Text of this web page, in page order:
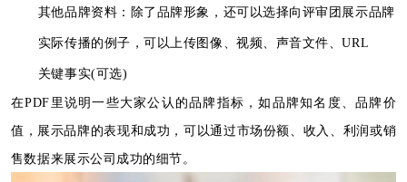
其他品牌资料： 除了品牌形象，还可以选择向评审团展示品牌
实际传播的例子，可以上传图像、视频、声音文件、URL
关键事实(可选)
在PDF里说明一些大家公认的品牌指标，如品牌知名度、品牌价
值，展示品牌的表现和成功，可以通过市场份额、收入、利润或销
售数据来展示公司成功的细节。